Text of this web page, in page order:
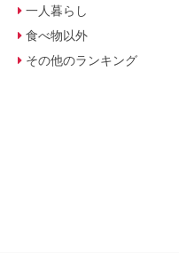
一人暮らし
食べ物以外
その他のランキング